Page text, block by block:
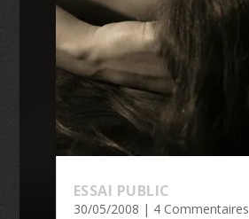
ESSAI PUBLIC
30/05/2008 | 4 Commentaires